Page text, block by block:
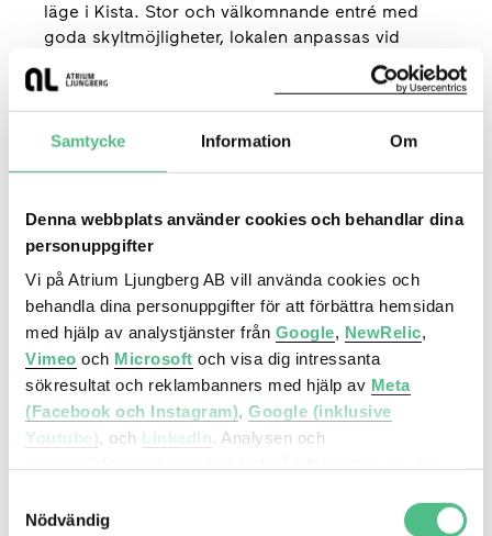
Samtycke Information Om
Denna webbplats använder cookies och behandlar dina
personuppgifter
Vi på Atrium Ljungberg AB vill använda cookies och
behandla dina personuppgifter för att förbättra hemsidan
med hjälp av analystjänster från Google, NewRelic,
Vimeo och Microsoft och visa dig intressanta
sökresultat och reklambanners med hjälp av Meta
(Facebook och Instagram), Google (inklusive
Youtube), och LinkedIn. Analysen och
annan information om hur du använder hemsidan och
Nödvändig
läge i Kista. Stor och välkomnande entré med
goda skyltmöjligheter, lokalen anpassas vid
tillträde.